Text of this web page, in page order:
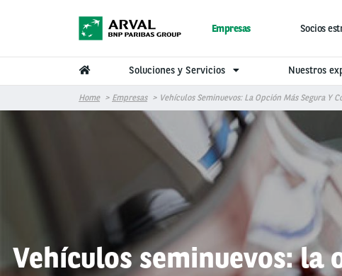
Empresas Socios
Soluciones y Servicios Nuestros
Home Empresas Vehículos Seminuevos: La Opción Más Segura Y
Vehículos seminuevos: